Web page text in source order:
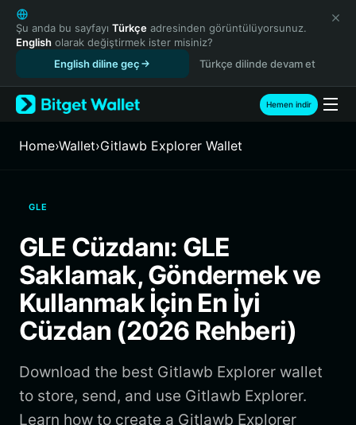
English
日本語
Tiếng Việt
Español (Latinoamérica)
Türkçe
Français
繁體中文
Bahasa Indonesia
ภาษาไทย
हिन्दी
Español
Português (Brasil)
Şu anda bu sayfayı Türkçe adresinden görüntülüyorsunuz.
English olarak değiştirmek ister misiniz?
English diline geç
Türkçe dilinde devam et
Hemen indir
Home›Wallet›Gitlawb Explorer Wallet
GLE
GLE Cüzdanı: GLE
Saklamak, Göndermek ve
Kullanmak İçin En İyi
Cüzdan (2026 Rehberi)
Download the best Gitlawb Explorer wallet
to store, send, and use Gitlawb Explorer.
Learn how to create a Gitlawb Explorer